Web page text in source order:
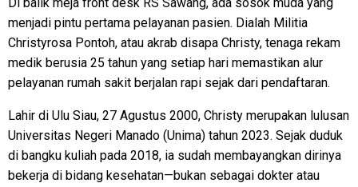
Di balik meja front desk RS Sawang, ada sosok muda yang
menjadi pintu pertama pelayanan pasien. Dialah Militia
Christyrosa Pontoh, atau akrab disapa Christy, tenaga rekam
medik berusia 25 tahun yang setiap hari memastikan alur
pelayanan rumah sakit berjalan rapi sejak dari pendaftaran.
Lahir di Ulu Siau, 27 Agustus 2000, Christy merupakan lulusan
Universitas Negeri Manado (Unima) tahun 2023. Sejak duduk
di bangku kuliah pada 2018, ia sudah membayangkan dirinya
bekerja di bidang kesehatan—bukan sebagai dokter atau